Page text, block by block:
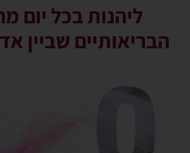
ליהנות בכל יום
הבריאותיים שביין